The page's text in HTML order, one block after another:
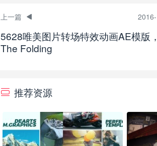
上一篇
5628唯美图片转场特效动画AE模版，
The Folding
推荐资源